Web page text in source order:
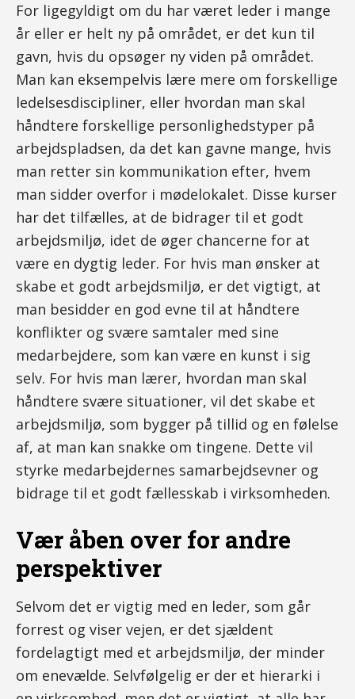
For ligegyldigt om du har været leder i mange
år eller er helt ny på området, er det kun til
gavn, hvis du opsøger ny viden på området.
Man kan eksempelvis lære mere om forskellige
ledelsesdiscipliner, eller hvordan man skal
håndtere forskellige personlighedstyper på
arbejdspladsen, da det kan gavne mange, hvis
man retter sin kommunikation efter, hvem
man sidder overfor i mødelokalet. Disse kurser
har det tilfælles, at de bidrager til et godt
arbejdsmiljø, idet de øger chancerne for at
være en dygtig leder. For hvis man ønsker at
skabe et godt arbejdsmiljø, er det vigtigt, at
man besidder en god evne til at håndtere
konflikter og svære samtaler med sine
medarbejdere, som kan være en kunst i sig
selv. For hvis man lærer, hvordan man skal
håndtere svære situationer, vil det skabe et
arbejdsmiljø, som bygger på tillid og en følelse
af, at man kan snakke om tingene. Dette vil
styrke medarbejdernes samarbejdsevner og
bidrage til et godt fællesskab i virksomheden.
Vær åben over for andre
perspektiver
Selvom det er vigtig med en leder, som går
forrest og viser vejen, er det sjældent
fordelagtigt med et arbejdsmiljø, der minder
om enevælde. Selvfølgelig er der et hierarki i